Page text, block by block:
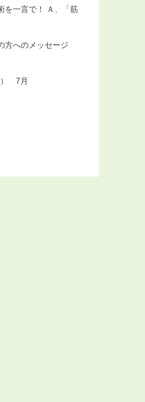
を一言で！ Ａ、「筋
方へのメッセージ
7月